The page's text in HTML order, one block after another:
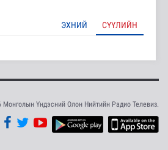
ЭХНИЙ СҮҮЛИЙН
Үндэсний Олон Нийтийн Радио Телевиз.